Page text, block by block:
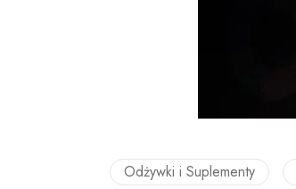
Odżywki i Suplementy